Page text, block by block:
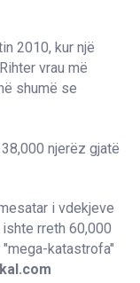
2010, kur një
vrau më
shumë se
njerëz gjatë
i vdekjeve
rreth 60,000
katastrofa"